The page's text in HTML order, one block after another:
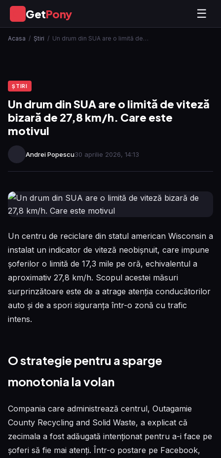
GetPony ☰
Acasa / Ştiri / Un drum din SUA are o limită de…
ŞTIRI
Un drum din SUA are o limită de viteză
bizară de 27,8 km/h. Care este
motivul
Andrei Popescu30 aprilie 2026, 14:13
Un centru de reciclare din statul american Wisconsin a
instalat un indicator de viteză neobișnuit, care impune
șoferilor o limită de 17,3 mile pe oră, echivalentul a
aproximativ 27,8 km/h. Scopul acestei măsuri
surprinzătoare este de a atrage atenția conducătorilor
auto și de a spori siguranța într-o zonă cu trafic
intens.
O strategie pentru a sparge
monotonia la volan
Compania care administrează centrul, Outagamie
County Recycling and Solid Waste, a explicat că
zecimala a fost adăugată intenționat pentru a-i face pe
șoferi să fie mai atenți. Într-o postare pe Facebook,